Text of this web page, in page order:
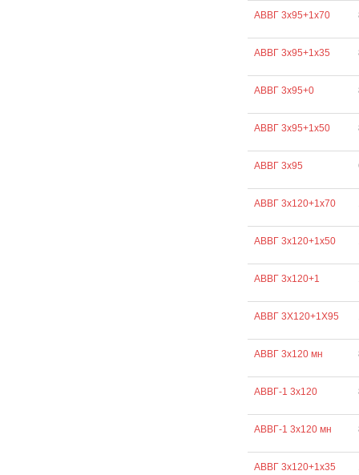
АВВГ 3х95+1х70
АВВГ 3х95+1х35
АВВГ 3х95+0
АВВГ 3х95+1х50
АВВГ 3х95
АВВГ 3х120+1х70
АВВГ 3х120+1х50
АВВГ 3х120+1
АВВГ 3Х120+1Х95
АВВГ 3х120 мн
АВВГ-1 3х120
АВВГ-1 3х120 мн
АВВГ 3х120+1х35